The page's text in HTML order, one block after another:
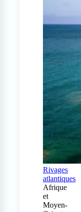
Rivages
atlantiques
Afrique
et
Moyen-